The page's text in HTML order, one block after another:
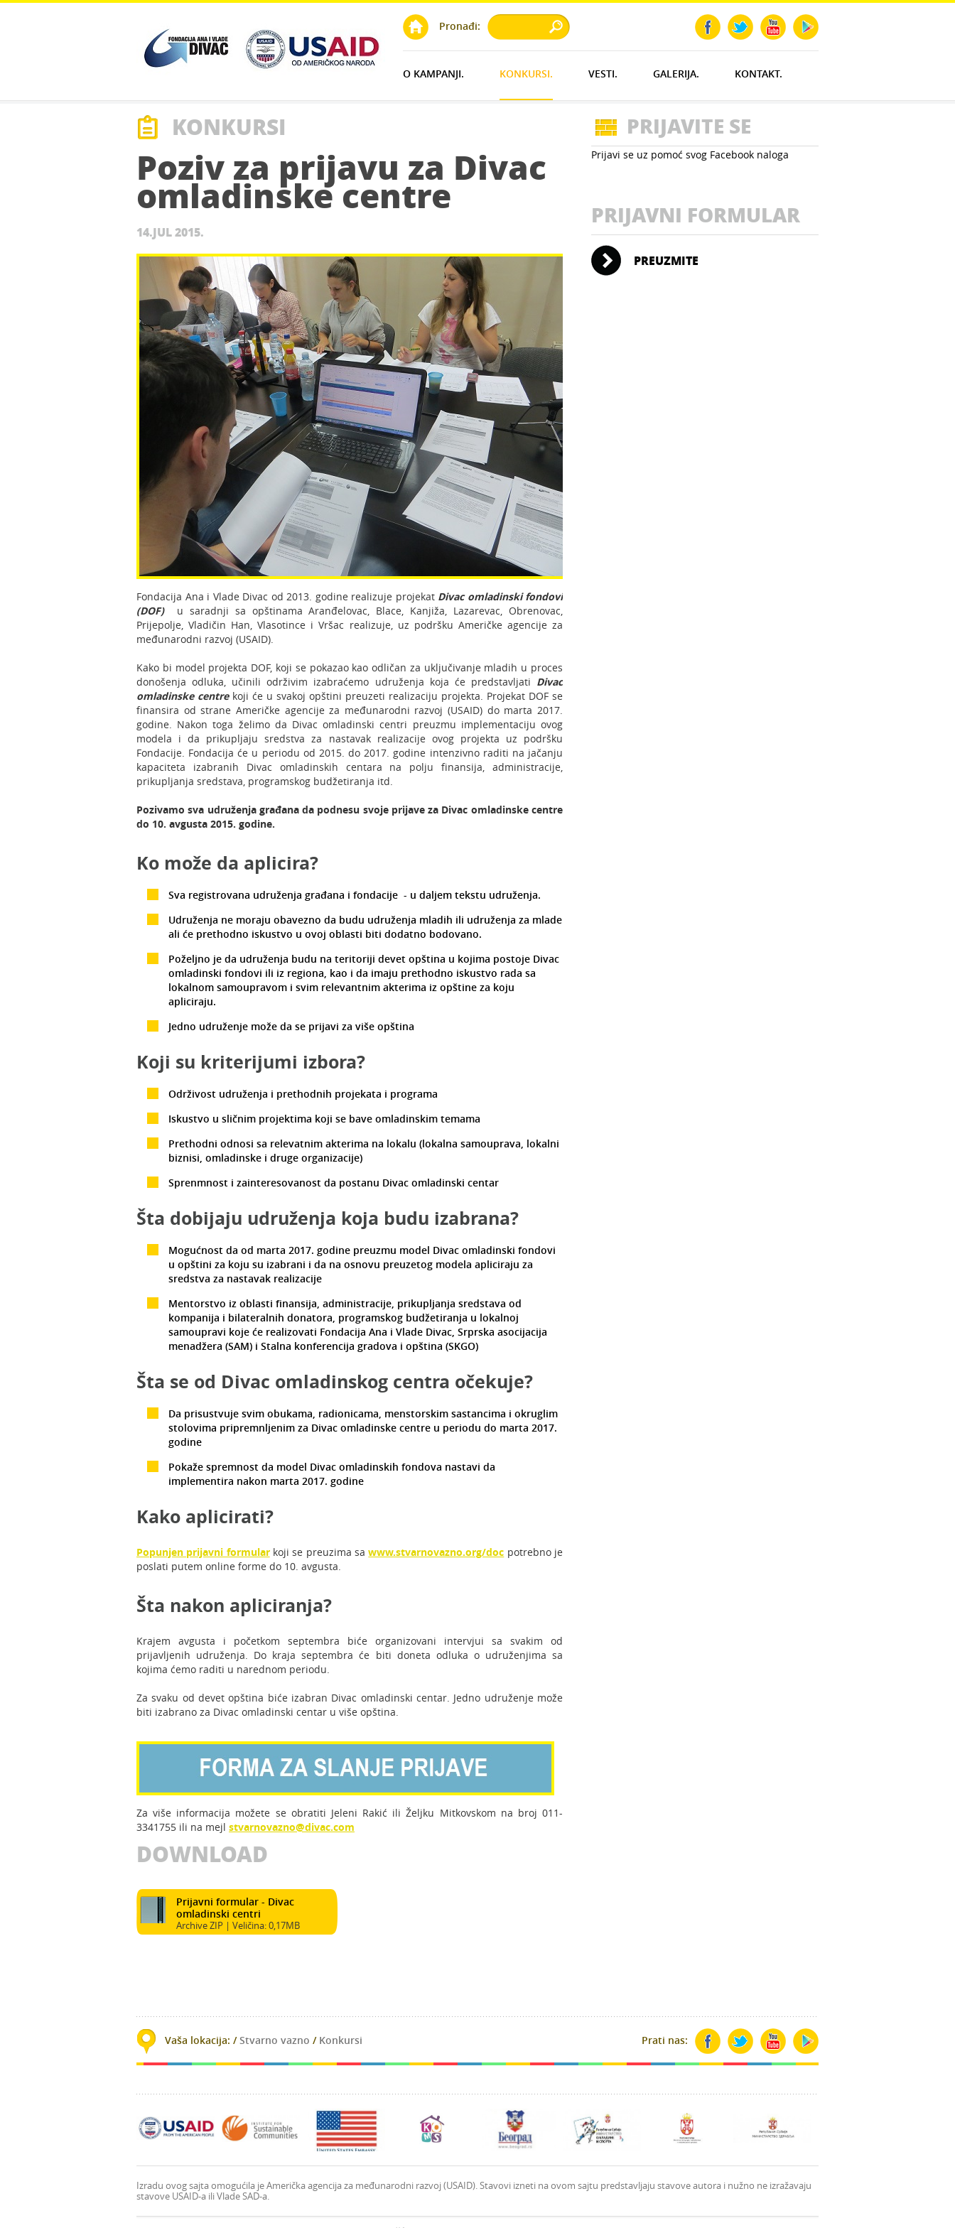
Prati nas:
Pronađi:
O KAMPANJI. KONKURSI. VESTI. GALERIJA. KONTAKT.
PRIJAVITE SE
Prijavi se uz pomoć svog Facebook naloga
PRIJAVNI FORMULAR
PREUZMITE
KONKURSI
Poziv za prijavu za Divac
omladinske centre
14.JUL 2015.
Fondacija Ana i Vlade Divac od 2013. godine realizuje projekat Divac omladinski fondovi
(DOF)u saradnji sa opštinama Aranđelovac, Blace, Kanjiža, Lazarevac, Obrenovac,
Prijepolje, Vladičin Han, Vlasotince i Vršac realizuje, uz podršku Američke agencije za
međunarodni razvoj (USAID).
Kako bi model projekta DOF, koji se pokazao kao odličan za uključivanje mladih u proces
donošenja odluka, učinili održivim izabraćemo udruženja koja će predstavljati Divac
omladinske centrekoji će u svakoj opštini preuzeti realizaciju projekta. Projekat DOF se
finansira od strane Američke agencije za međunarodni razvoj (USAID) do marta 2017.
godine. Nakon toga želimo da Divac omladinski centri preuzmu implementaciju ovog
modela i da prikupljaju sredstva za nastavak realizacije ovog projekta uz podršku
Fondacije. Fondacija će u periodu od 2015. do 2017. godine intenzivno raditi na jačanju
kapaciteta izabranih Divac omladinskih centara na polju finansija, administracije,
prikupljanja sredstava, programskog budžetiranja itd.
Pozivamo sva udruženja građana da podnesu svoje prijave za Divac omladinske centre
do 10. avgusta 2015. godine.
Ko može da aplicira?
Sva registrovana udruženja građana i fondacije - u daljem tekstu udruženja.
Udruženja ne moraju obavezno da budu udruženja mladih ili udruženja za mlade
ali će prethodno iskustvo u ovoj oblasti biti dodatno bodovano.
Poželjno je da udruženja budu na teritoriji devet opština u kojima postoje Divac
omladinski fondovi ili iz regiona, kao i da imaju prethodno iskustvo rada sa
lokalnom samoupravom i svim relevantnim akterima iz opštine za koju
apliciraju.
Jedno udruženje može da se prijavi za više opština
Koji su kriterijumi izbora?
Održivost udruženja i prethodnih projekata i programa
Iskustvo u sličnim projektima koji se bave omladinskim temama
Prethodni odnosi sa relevatnim akterima na lokalu (lokalna samouprava, lokalni
biznisi, omladinske i druge organizacije)
Sprenmnost i zainteresovanost da postanu Divac omladinski centar
Šta dobijaju udruženja koja budu izabrana?
Mogućnost da od marta 2017. godine preuzmu model Divac omladinski fondovi
u opštini za koju su izabrani i da na osnovu preuzetog modela apliciraju za
sredstva za nastavak realizacije
Mentorstvo iz oblasti finansija, administracije, prikupljanja sredstava od
kompanija i bilateralnih donatora, programskog budžetiranja u lokalnoj
samoupravi koje će realizovati Fondacija Ana i Vlade Divac, Srprska asocijacija
menadžera (SAM) i Stalna konferencija gradova i opština (SKGO)
Šta se od Divac omladinskog centra očekuje?
Da prisustvuje svim obukama, radionicama, menstorskim sastancima i okruglim
stolovima pripremnljenim za Divac omladinske centre u periodu do marta 2017.
godine
Pokaže spremnost da model Divac omladinskih fondova nastavi da
implementira nakon marta 2017. godine
Kako aplicirati?
Popunjen prijavni formularkoji se preuzima sawww.stvarnovazno.org/doc potrebno je
poslati putem online forme do 10. avgusta.
Šta nakon apliciranja?
Krajem avgusta i početkom septembra biće organizovani intervjui sa svakim od
prijavljenih udruženja. Do kraja septembra će biti doneta odluka o udruženjima sa
kojima ćemo raditi u narednom periodu.
Za svaku od devet opština biće izabran Divac omladinski centar. Jedno udruženje može
biti izabrano za Divac omladinski centar u više opština.
Za više informacija možete se obratiti Jeleni Rakić ili Željku Mitkovskom na broj 011-
3341755 ili na mejl stvarnovazno@divac.com
DOWNLOAD
Prijavni formular - Divac
omladinski centri
Archive ZIP | Veličina: 0,17MB
Vaša lokacija: /Stvarno vazno / Konkursi
Google Play
Prati nas:
Izradu ovog sajta omogućila je Američka agencija za međunarodni razvoj (USAID). Stavovi izneti na ovom sajtu predstavljaju stavove autora i nužno ne izražavaju
stavove USAID-a ili Vlade SAD-a.